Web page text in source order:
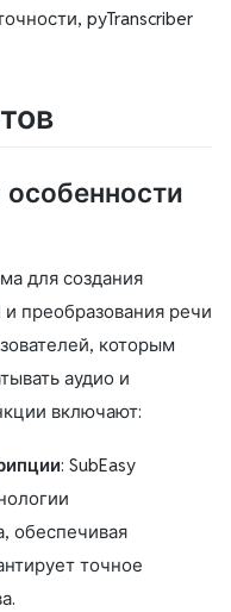
pyTranscriber
для создания
преобразования речи
которым
аудио и
включают:
: SubEasy
обеспечивая
точное